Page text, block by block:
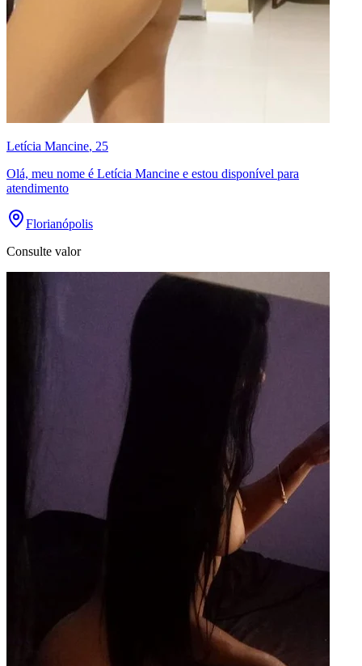
Letícia Mancine, 25
Olá, meu nome é Letícia Mancine e estou disponível para
atendimento
Florianópolis
Consulte valor